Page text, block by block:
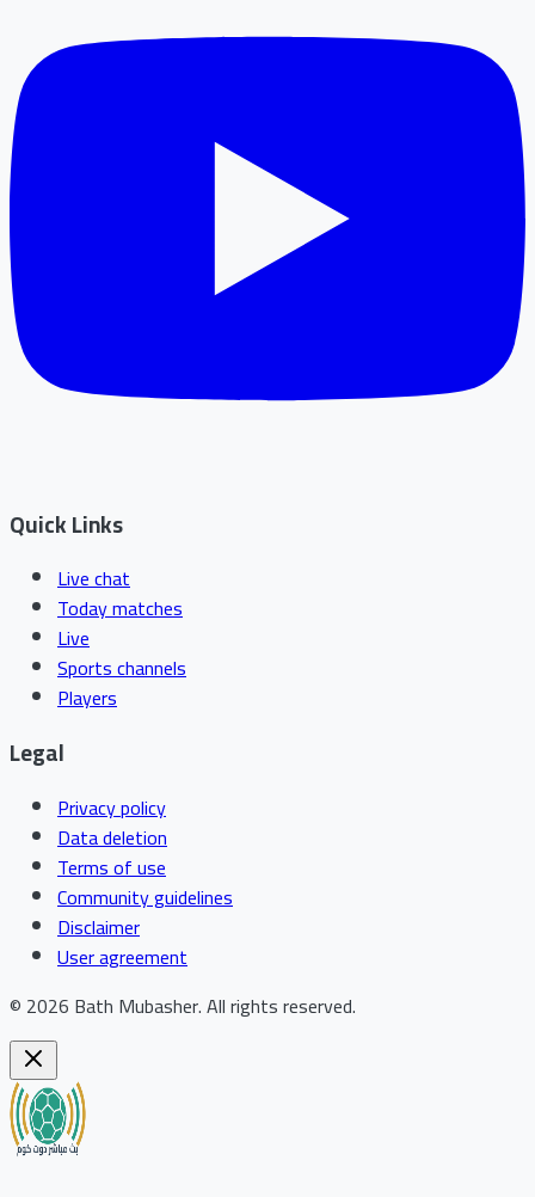
Quick Links
Live chat
Today matches
Live
Sports channels
Players
Legal
Privacy policy
Data deletion
Terms of use
Community guidelines
Disclaimer
User agreement
© 2026 Bath Mubasher.All rights reserved.